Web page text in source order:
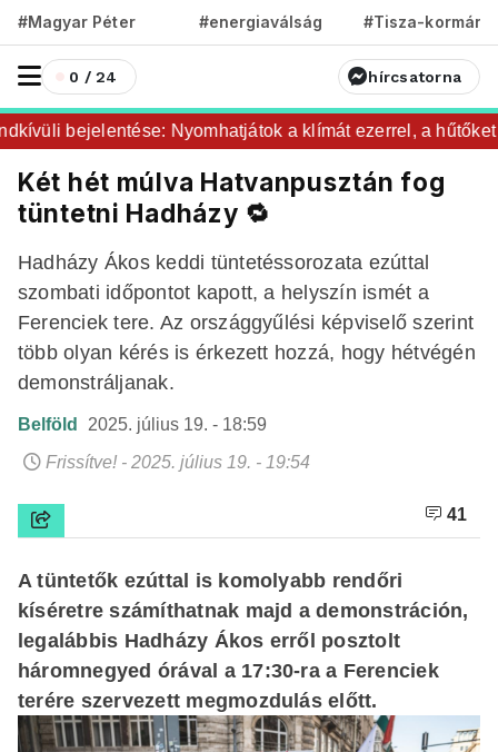
#Magyar Péter #energiaválság #Tisza-kormány
0 / 24 hírcsatorna
bejelentése: Nyomhatjátok a klímát ezerrel, a hűtőket
Két hét múlva Hatvanpusztán fog
tüntetni Hadházy 🔁
Hadházy Ákos keddi tüntetéssorozata ezúttal
szombati időpontot kapott, a helyszín ismét a
Ferenciek tere. Az országgyűlési képviselő szerint
több olyan kérés is érkezett hozzá, hogy hétvégén
demonstráljanak.
Belföld
2025. július 19. - 18:59
Frissítve! - 2025. július 19. - 19:54
41
A tüntetők ezúttal is komolyabb rendőri
kíséretre számíthatnak majd a demonstráción,
legalábbis Hadházy Ákos erről posztolt
háromnegyed órával a 17:30-ra a Ferenciek
terére szervezett megmozdulás előtt.